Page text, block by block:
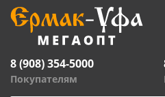
8 (908) 354-5000
Покупателям